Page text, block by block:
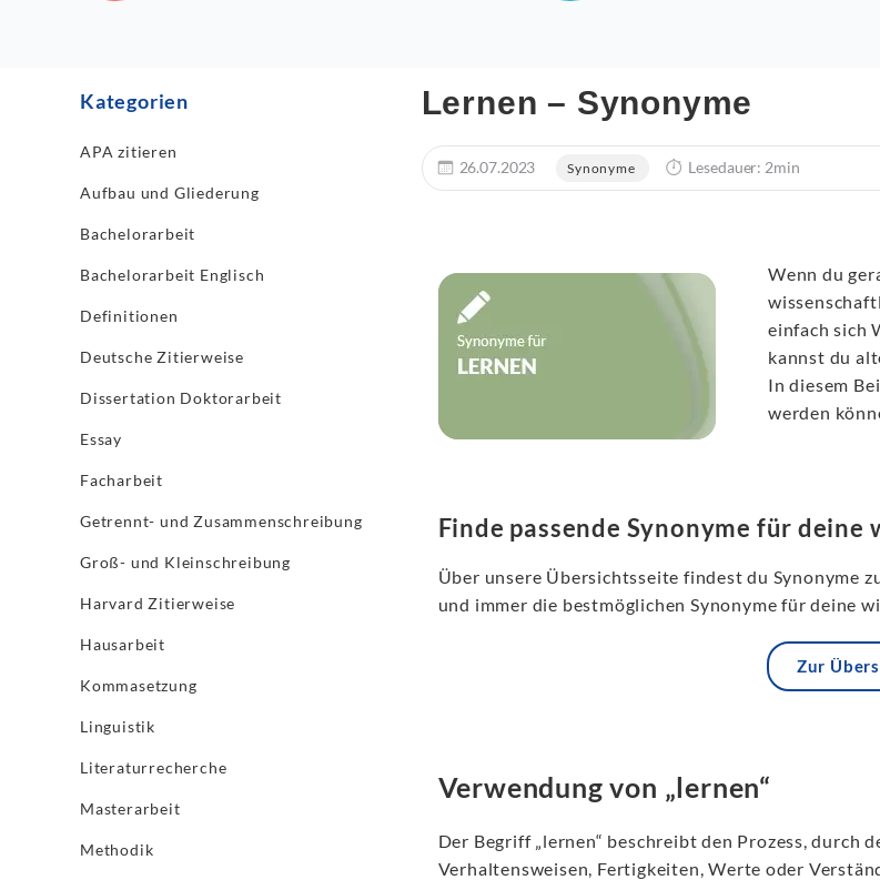
Kategorien
APA zitieren
Aufbau und Gliederung
Bachelorarbeit
Bachelorarbeit Englisch
Definitionen
Deutsche Zitierweise
Dissertation Doktorarbeit
Essay
Facharbeit
Getrennt- und Zusammenschreibung
Groß- und Kleinschreibung
Harvard Zitierweise
Hausarbeit
Kommasetzung
Linguistik
Literaturrecherche
Masterarbeit
Methodik
Lernen – Synonyme
26.07.2023 Synonyme Lesedauer: 2min
Wenn du
einfach sich
kannst du
In diesem
werden
Finde passende Synonyme für
Über unsere Übersichtsseite findest du Synonyme
und immer die bestmöglichen Synonyme für deine
Zur
Verwendung von „lernen“
Der Begriff „lernen“ beschreibt den Prozess,
Verhaltensweisen, Fertigkeiten, Werte oder